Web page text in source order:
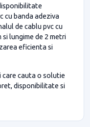
cu banda adeziva
de cablu pvc cu
si lungime de 2 metri
eficienta si
cauta o solutie
disponibilitate si